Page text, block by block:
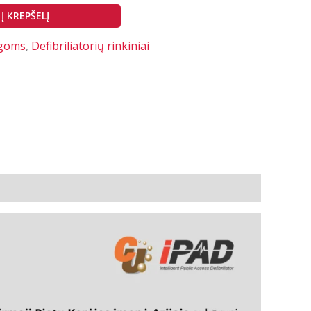
€.
1
999,00 €.
Į KREPŠELĮ
, Defibriliatorių rinkiniai